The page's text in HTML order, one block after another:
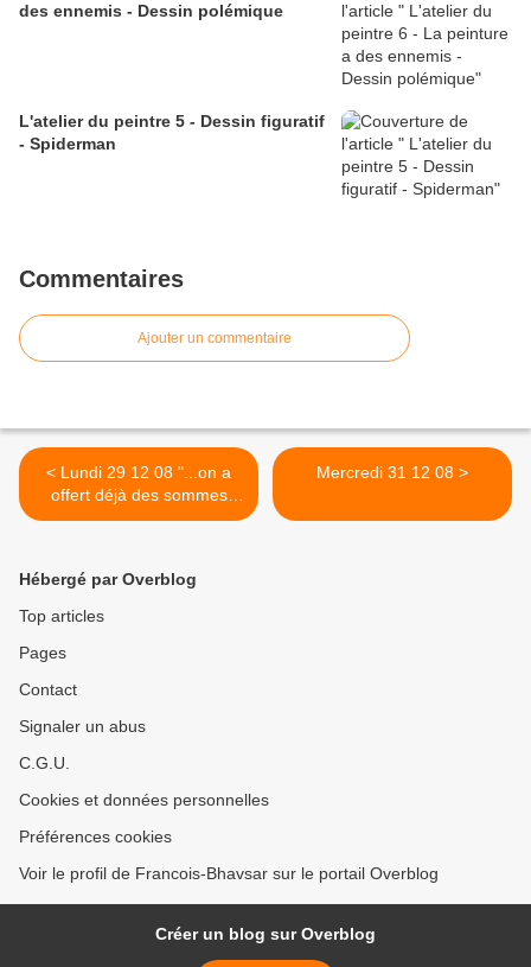
des ennemis - Dessin polémique
L'atelier du peintre 5 - Dessin figuratif
- Spiderman
Commentaires
Ajouter un commentaire
< Lundi 29 12 08 "...on a
offert déjà des sommes
considérables pour pouvoir
Mercredi 31 12 08 >
Hébergé par Overblog
Top articles
Pages
Contact
Signaler un abus
C.G.U.
Cookies et données personnelles
Préférences cookies
Voir le profil de Francois-Bhavsar sur le portail Overblog
Créer un blog sur Overblog